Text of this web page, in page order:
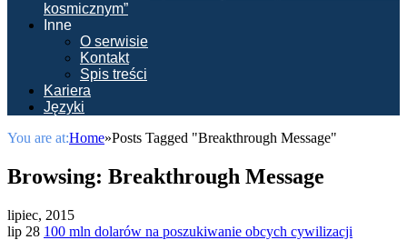
kosmicznym”
Inne
O serwisie
Kontakt
Spis treści
Kariera
Języki
You are at:Home»Posts Tagged "Breakthrough Message"
Browsing: Breakthrough Message
lipiec, 2015
lip 28 100 mln dolarów na poszukiwanie obcych cywilizacji